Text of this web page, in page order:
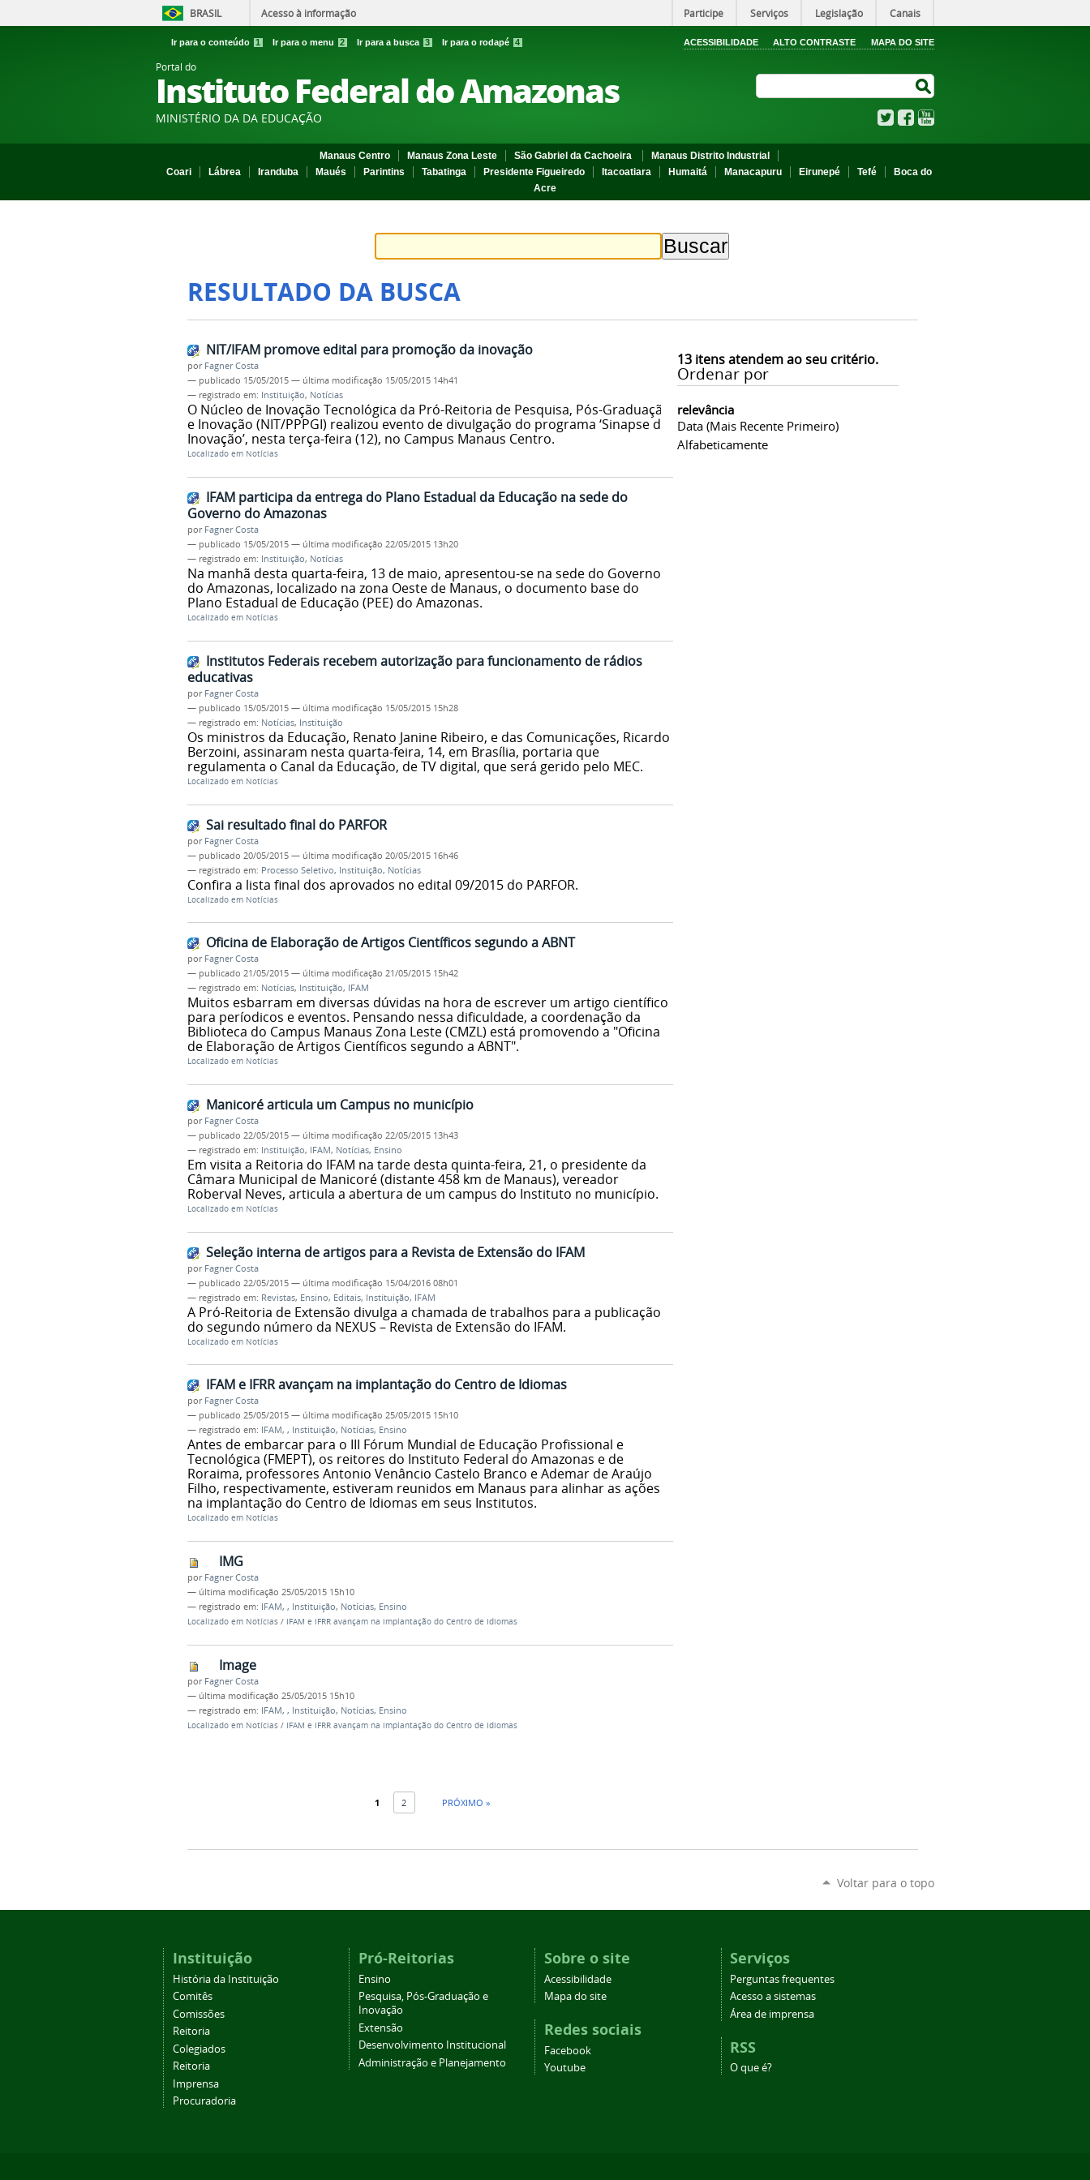
BRASIL Acesso à informação Participe Serviços Legislação Canais
Ir para o conteúdo 1 Ir para o menu 2 Ir para a busca 3 Ir para o rodapé 4 ACESSIBILIDADE ALTO CONTRASTE MAPA DO SITE
Portal do
Instituto Federal do Amazonas
MINISTÉRIO DA DA EDUCAÇÃO TwitterFacebook
Manaus Centro Manaus Zona Leste São Gabriel da Cachoeira
Manaus Distrito Industrial
Coari
Lábrea Iranduba Maués Parintins Tabatinga Presidente Figueiredo Itacoatiara Humaitá Manacapuru Eirunepé Tefé
Boca do
Acre
RESULTADO DA BUSCA
13itens atendem ao seu critério.
Ordenar por
relevância
Data (mais Recente Primeiro)
Alfabeticamente
NIT/IFAM promove edital para promoção da inovação
por Fagner Costa
— publicado 15/05/2015 — última modificação 15/05/2015 14h41
— registrado em: Instituição, Notícias
O Núcleo de Inovação Tecnológica da Pró-Reitoria de Pesquisa, Pós-Graduação
e Inovação (NIT/PPPGI) realizou evento de divulgação do programa ‘Sinapse da
Inovação’, nesta terça-feira (12), no Campus Manaus Centro.
Localizado em Notícias
IFAM participa da entrega do Plano Estadual da Educação na sede do
Governo do Amazonas
por Fagner Costa
— publicado 15/05/2015 — última modificação 22/05/2015 13h20
— registrado em: Instituição, Notícias
Na manhã desta quarta-feira, 13 de maio, apresentou-se na sede do Governo
do Amazonas, localizado na zona Oeste de Manaus, o documento base do
Plano Estadual de Educação (PEE) do Amazonas.
Localizado em Notícias
Institutos Federais recebem autorização para funcionamento de rádios
educativas
por Fagner Costa
— publicado 15/05/2015 — última modificação 15/05/2015 15h28
— registrado em: Notícias, Instituição
Os ministros da Educação, Renato Janine Ribeiro, e das Comunicações, Ricardo
Berzoini, assinaram nesta quarta-feira, 14, em Brasília, portaria que
regulamenta o Canal da Educação, de TV digital, que será gerido pelo MEC.
Localizado em Notícias
Sai resultado final do PARFOR
por Fagner Costa
— publicado 20/05/2015 — última modificação 20/05/2015 16h46
— registrado em: Processo Seletivo, Instituição, Notícias
Confira a lista final dos aprovados no edital 09/2015 do PARFOR.
Localizado em Notícias
Oficina de Elaboração de Artigos Científicos segundo a ABNT
por Fagner Costa
— publicado 21/05/2015 — última modificação 21/05/2015 15h42
— registrado em: Notícias, Instituição, IFAM
Muitos esbarram em diversas dúvidas na hora de escrever um artigo científico
para períodicos e eventos. Pensando nessa dificuldade, a coordenação da
Biblioteca do Campus Manaus Zona Leste (CMZL) está promovendo a "Oficina
de Elaboração de Artigos Científicos segundo a ABNT".
Localizado em Notícias
Manicoré articula um Campus no município
por Fagner Costa
— publicado 22/05/2015 — última modificação 22/05/2015 13h43
— registrado em: Instituição, IFAM, Notícias, Ensino
Em visita a Reitoria do IFAM na tarde desta quinta-feira, 21, o presidente da
Câmara Municipal de Manicoré (distante 458 km de Manaus), vereador
Roberval Neves, articula a abertura de um campus do Instituto no município.
Localizado em Notícias
Seleção interna de artigos para a Revista de Extensão do IFAM
por Fagner Costa
— publicado 22/05/2015 — última modificação 15/04/2016 08h01
— registrado em: Revistas, Ensino, Editais, Instituição, IFAM
A Pró-Reitoria de Extensão divulga a chamada de trabalhos para a publicação
do segundo número da NEXUS – Revista de Extensão do IFAM.
Localizado em Notícias
IFAM e IFRR avançam na implantação do Centro de Idiomas
por Fagner Costa
— publicado 25/05/2015 — última modificação 25/05/2015 15h10
— registrado em: IFAM, , Instituição, Notícias, Ensino
Antes de embarcar para o III Fórum Mundial de Educação Profissional e
Tecnológica (FMEPT), os reitores do Instituto Federal do Amazonas e de
Roraima, professores Antonio Venâncio Castelo Branco e Ademar de Araújo
Filho, respectivamente, estiveram reunidos em Manaus para alinhar as ações
na implantação do Centro de Idiomas em seus Institutos.
Localizado em Notícias
IMG
por Fagner Costa
— última modificação 25/05/2015 15h10
— registrado em: IFAM, , Instituição, Notícias, Ensino
Localizado em Notícias / IFAM e IFRR avançam na implantação do Centro de Idiomas
Image
por Fagner Costa
— última modificação 25/05/2015 15h10
— registrado em: IFAM, , Instituição, Notícias, Ensino
Localizado em Notícias / IFAM e IFRR avançam na implantação do Centro de Idiomas
1 2 PRÓXIMO »
Voltar para o topo
Instituição
História da Instituição
Comitês
Comissões
Reitoria
Colegiados
Reitoria
Imprensa
Procuradoria
Pró-Reitorias
Ensino
Pesquisa, Pós-Graduação e
Inovação
Extensão
Desenvolvimento Institucional
Administração e Planejamento
Sobre o site
Acessibilidade
Mapa do site
Redes sociais
Facebook
Youtube
Serviços
Perguntas frequentes
Acesso a sistemas
Área de imprensa
RSS
O que é?